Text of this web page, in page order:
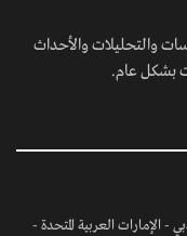
والتحليلات والأحداث
بشكل عام.
- الإمارات العربية المتحدة -